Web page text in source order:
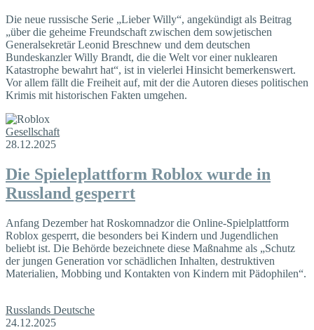
Die neue russische Serie „Lieber Willy“, angekündigt als Beitrag
„über die geheime Freundschaft zwischen dem sowjetischen
Generalsekretär Leonid Breschnew und dem deutschen
Bundeskanzler Willy Brandt, die die Welt vor einer nuklearen
Katastrophe bewahrt hat“, ist in vielerlei Hinsicht bemerkenswert.
Vor allem fällt die Freiheit auf, mit der die Autoren dieses politischen
Krimis mit historischen Fakten umgehen.
Gesellschaft
28.12.2025
Die Spieleplattform Roblox wurde in
Russland gesperrt
Anfang Dezember hat Roskomnadzor die Online-Spielplattform
Roblox gesperrt, die besonders bei Kindern und Jugendlichen
beliebt ist. Die Behörde bezeichnete diese Maßnahme als „Schutz
der jungen Generation vor schädlichen Inhalten, destruktiven
Materialien, Mobbing und Kontakten von Kindern mit Pädophilen“.
Russlands Deutsche
24.12.2025